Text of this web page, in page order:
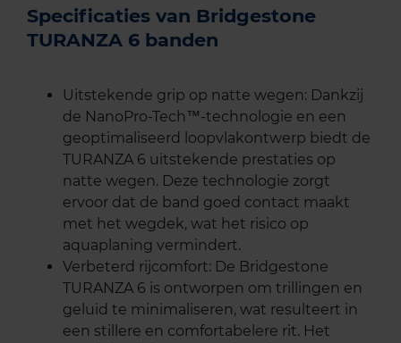
Specificaties van Bridgestone
TURANZA 6 banden
Uitstekende grip op natte wegen: Dankzij
de NanoPro-Tech™-technologie en een
geoptimaliseerd loopvlakontwerp biedt de
TURANZA 6 uitstekende prestaties op
natte wegen. Deze technologie zorgt
ervoor dat de band goed contact maakt
met het wegdek, wat het risico op
aquaplaning vermindert.
Verbeterd rijcomfort: De Bridgestone
TURANZA 6 is ontworpen om trillingen en
geluid te minimaliseren, wat resulteert in
een stillere en comfortabelere rit. Het